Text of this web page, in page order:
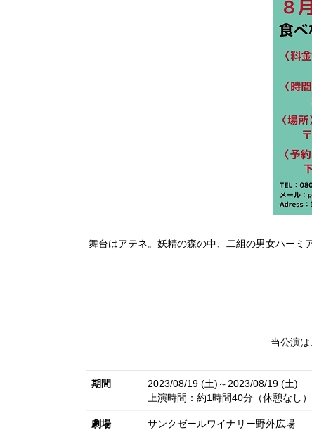
舞台はアテネ。妖精の森の中、二組の男女ハーミ
当公演
期間
2023/08/19 (土)～2023/08/19 (土)
上演時間：約1時間40分（休憩なし
劇場 サンクゼールワイナリー野外広場